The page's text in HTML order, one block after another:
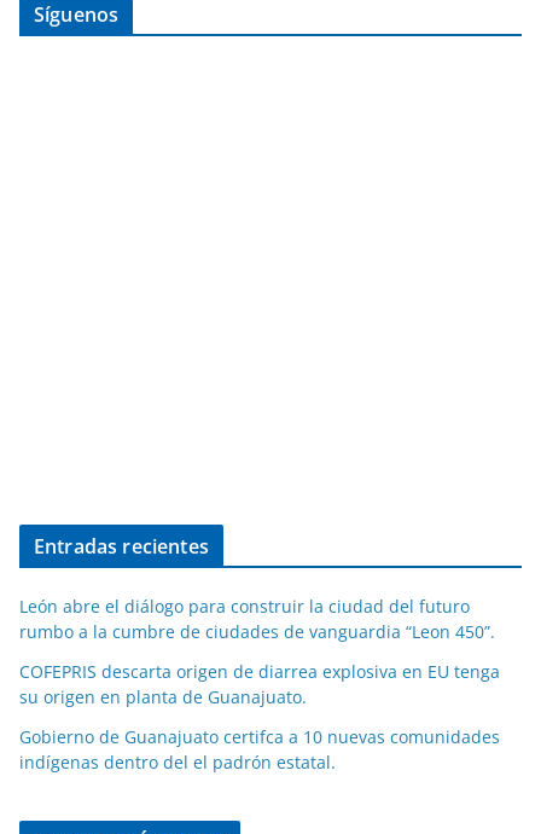
Síguenos
Entradas recientes
León abre el diálogo para construir la ciudad del futuro
rumbo a la cumbre de ciudades de vanguardia “Leon 450”.
COFEPRIS descarta origen de diarrea explosiva en EU tenga
su origen en planta de Guanajuato.
Gobierno de Guanajuato certifca a 10 nuevas comunidades
indígenas dentro del el padrón estatal.